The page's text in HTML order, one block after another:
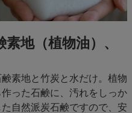
地（植物油）、
素地と竹炭と水だけ。植物
った石鹸に、汚れをしっか
自然派炭石鹸ですので、安